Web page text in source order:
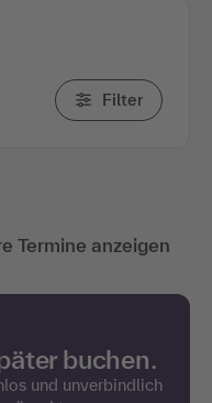
Filter
Termine anzeigen
buchen.
und unverbindlich